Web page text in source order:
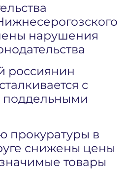
нарушения
россиянин
с
прокуратуры в
снижены цены
товары